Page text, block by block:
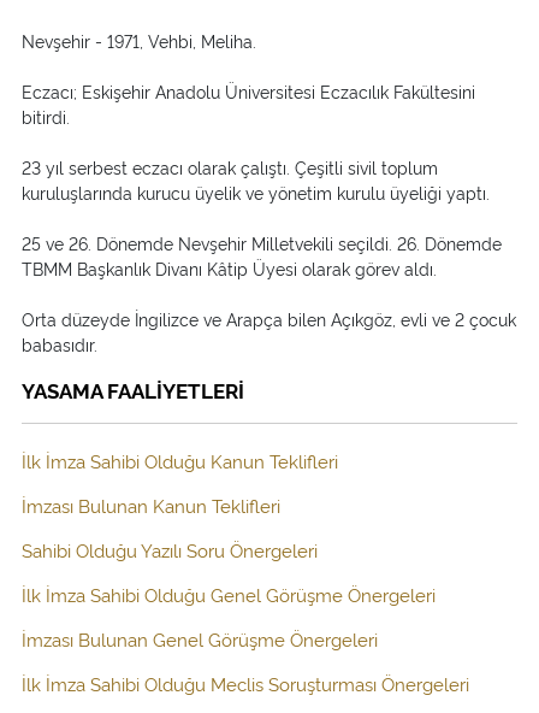
Nevşehir - 1971, Vehbi, Meliha.
Eczacı; Eskişehir Anadolu Üniversitesi Eczacılık Fakültesini
bitirdi.
23 yıl serbest eczacı olarak çalıştı. Çeşitli sivil toplum
kuruluşlarında kurucu üyelik ve yönetim kurulu üyeliği yaptı.
25 ve 26. Dönemde Nevşehir Milletvekili seçildi. 26. Dönemde
TBMM Başkanlık Divanı Kâtip Üyesi olarak görev aldı.
Orta düzeyde İngilizce ve Arapça bilen Açıkgöz, evli ve 2 çocuk
babasıdır.
YASAMA FAALİYETLERİ
İlk İmza Sahibi Olduğu Kanun Teklifleri
İmzası Bulunan Kanun Teklifleri
Sahibi Olduğu Yazılı Soru Önergeleri
İlk İmza Sahibi Olduğu Genel Görüşme Önergeleri
İmzası Bulunan Genel Görüşme Önergeleri
İlk İmza Sahibi Olduğu Meclis Soruşturması Önergeleri